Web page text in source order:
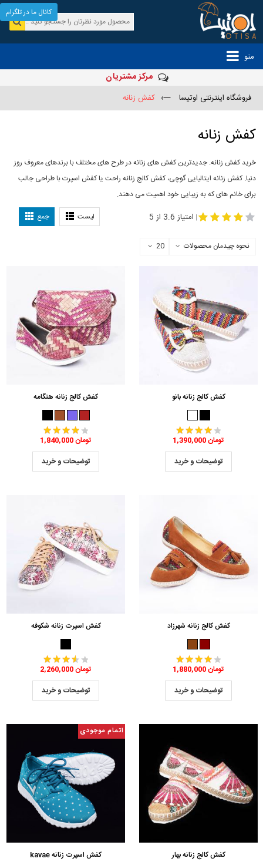
منو
مرکز مشتریان
فروشگاه اینترنتی اوتیسا —› کفش زنانه
کفش زنانه
خرید کفش زنانه. جدیدترین کفش های زنانه در طرح های مختلف با برندهای معروف روز
دنیا. کفش زنانه ایتالیایی گوچی، کفش کالج زنانه راحت یا کفش اسپرت با طراحی جالب
برای خانم های که به زیبایی خود اهمیت می دهند.
لیست جمع | امتیاز 3.6 از 5
نحوه چیدمان محصولات 20
کفش کالج زنانه بانو
1,390,000 تومان
توضیحات و خرید
کفش کالج زنانه هنگامه
1,840,000 تومان
توضیحات و خرید
کفش کالج زنانه شهرزاد
1,880,000 تومان
توضیحات و خرید
کفش اسپرت زنانه شکوفه
2,260,000 تومان
توضیحات و خرید
کفش کالج زنانه بهار
اتمام موجودی
کفش اسپرت زنانه kavae
کانال ما در تلگرام